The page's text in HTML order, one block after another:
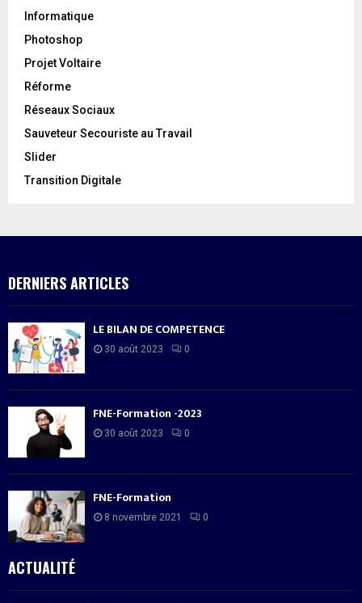
Informatique
Photoshop
Projet Voltaire
Réforme
Réseaux Sociaux
Sauveteur Secouriste au Travail
Slider
Transition Digitale
DERNIERS ARTICLES
LE BILAN DE COMPETENCE
30 août 2023 0
FNE-Formation -2023
30 août 2023 0
FNE-Formation
8 novembre 2021 0
ACTUALITÉ